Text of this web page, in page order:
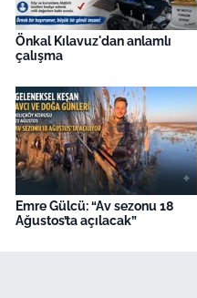
Önkal Kılavuz'dan anlamlı
çalışma
Emre Gülcü: “Av sezonu 18
Ağustos’ta açılacak”